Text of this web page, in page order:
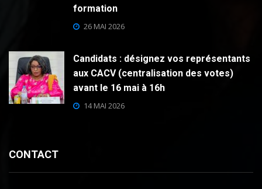
formation
26 MAI 2026
Candidats : désignez vos représentants
aux CACV (centralisation des votes)
avant le 16 mai à 16h
14 MAI 2026
CONTACT